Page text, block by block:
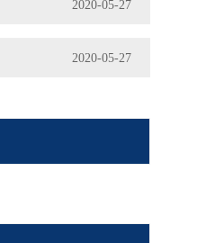
2020-05-27
2020-05-27